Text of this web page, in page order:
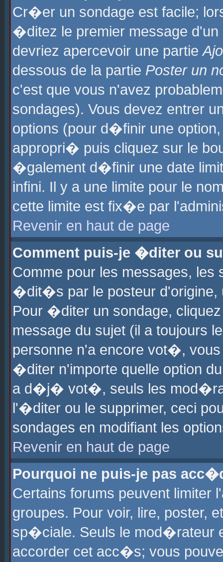
Cr�er un sondage est facile;
�ditez le premier message
devriez apercevoir une partie
dessous de la partie Poster un
c'est que vous n'avez
sondages). Vous devez entrer
options (pour d�finir une
appropri� puis cliquez sur le
�galement d�finir une date
infini. Il y a une limite pour le
cette limite est fix�e par
Revenir en haut de page
Comment puis-je �diter ou
Comme pour les messages,
�dit�s par le posteur d'origine,
Pour �diter un sondage,
message du sujet (il a toujours
personne n'a encore vot�,
�diter n'importe quelle option
a d�j� vot�, seuls les
l'�diter ou le supprimer, ceci
sondages en modifiant les
Revenir en haut de page
Pourquoi ne puis-je pas
Certains forums peuvent
groupes. Pour voir, lire, poster,
sp�ciale. Seuls le mod�rateur
accorder cet acc�s; vous